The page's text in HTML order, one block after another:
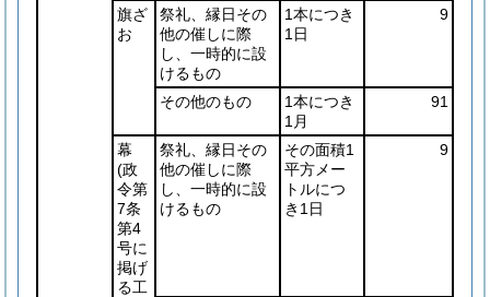
旗ざ
お
祭礼、縁日その
他の催しに際
し、一時的に設
けるもの
1本につき
1日
9
その他のもの
1本につき
1月
91
幕
(政
令第
7条
第4
号に
掲げ
る工
祭礼、縁日その
他の催しに際
し、一時的に設
けるもの
その面積1
平方メー
トルにつ
き1日
9